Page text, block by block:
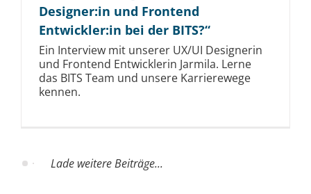
Ein Interview mit unserer UX/UI Designerin
und Frontend Entwicklerin Jarmila. Lerne
das BITS Team und unsere Karrierewege
kennen.